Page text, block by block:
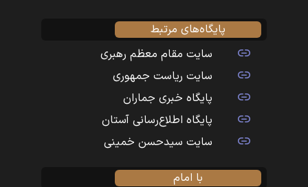
پایگاه‌های مرتبط
سایت مقام معظم رهبری
سایت ریاست جمهوری
پایگاه خبری جماران
پایگاه اطلاع‌رسانی آستان
سایت سیدحسن خمینی
با امام